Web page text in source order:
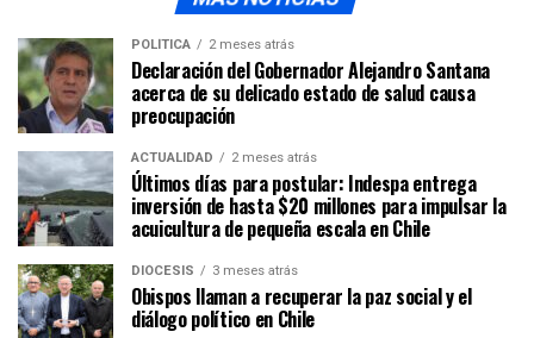
POLÍTICA 2 meses atrás
Declaración del Gobernador Alejandro Santana
acerca de su delicado estado de salud causa
preocupación
ACTUALIDAD 2 meses atrás
Últimos días para postular: Indespa entrega
inversión de hasta $20 millones para impulsar la
acuicultura de pequeña escala en Chile
DIÓCESIS 3 meses atrás
Obispos llaman a recuperar la paz social y el
diálogo político en Chile